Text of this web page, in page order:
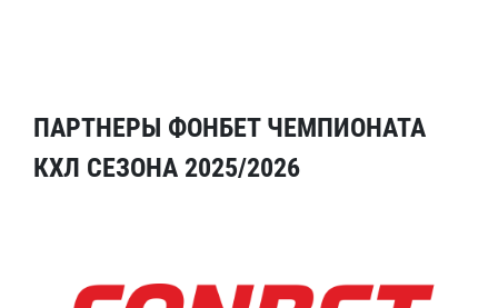
ПАРТНЕРЫ ФОНБЕТ ЧЕМПИОНАТА
КХЛ СЕЗОНА 2025/2026